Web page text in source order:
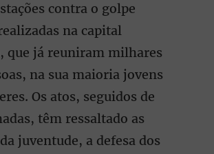
contra o golpe
na capital
que já reuniram milhares
na sua maioria jovens
Os atos, seguidos de
têm ressaltado as
juventude, a defesa dos